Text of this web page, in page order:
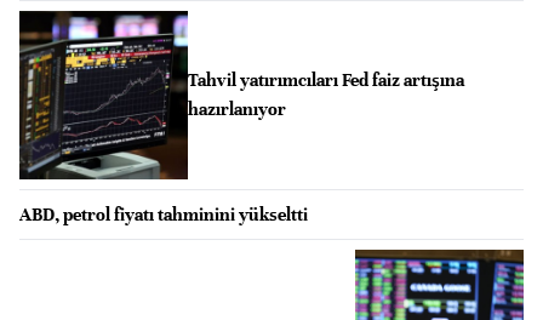
Tahvil yatırımcıları Fed faiz artışına
hazırlanıyor
ABD, petrol fiyatı tahminini yükseltti